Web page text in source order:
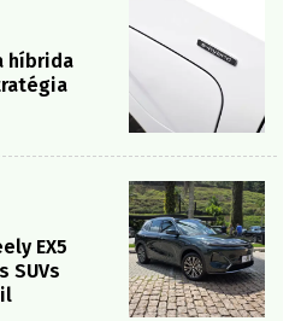
híbrida
EX5
SUVs